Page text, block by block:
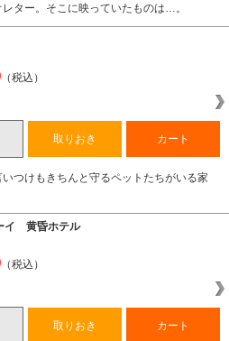
ター。そこに映っていたものは…。
（税込）
取りおき カート
つけもきちんと守るペットたちがいる家
イ 黄昏ホテル
（税込）
取りおき カート